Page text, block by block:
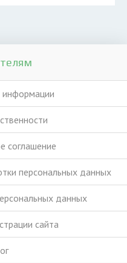
информации
соглашение
персональных данных
данных
сайта